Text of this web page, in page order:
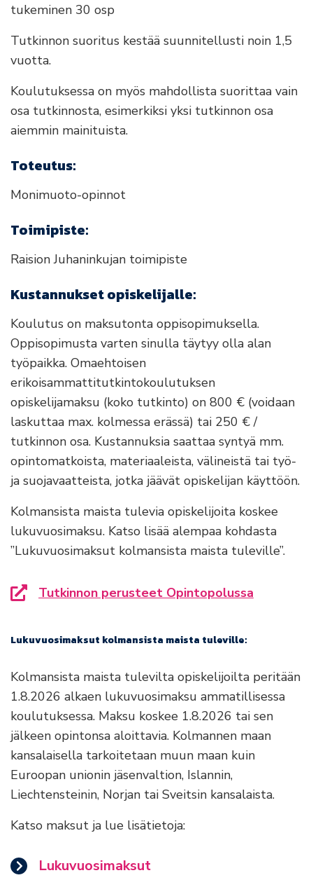
tukeminen 30 osp
Tutkinnon suoritus kestää suunnitellusti noin 1,5
vuotta.
Koulutuksessa on myös mahdollista suorittaa vain
osa tutkinnosta, esimerkiksi yksi tutkinnon osa
aiemmin mainituista.
Toteutus:
Monimuoto-opinnot
Toimipiste:
Raision Juhaninkujan toimipiste
Kustannukset opiskelijalle:
Koulutus on maksutonta oppisopimuksella.
Oppisopimusta varten sinulla täytyy olla alan
työpaikka. Omaehtoisen
erikoisammattitutkintokoulutuksen
opiskelijamaksu (koko tutkinto) on 800 € (voidaan
laskuttaa max. kolmessa erässä) tai 250 € /
tutkinnon osa. Kustannuksia saattaa syntyä mm.
opintomatkoista, materiaaleista, välineistä tai työ-
ja suojavaatteista, jotka jäävät opiskelijan käyttöön.
Kolmansista maista tulevia opiskelijoita koskee
lukuvuosimaksu. Katso lisää alempaa kohdasta
”Lukuvuosimaksut kolmansista maista tuleville”.
Tutkinnon perusteet Opintopolussa
Siirryt toiselle sivustolle
Lukuvuosimaksut kolmansista maista tuleville:
Kolmansista maista tulevilta opiskelijoilta peritään
1.8.2026 alkaen lukuvuosimaksu ammatillisessa
koulutuksessa. Maksu koskee 1.8.2026 tai sen
jälkeen opintonsa aloittavia. Kolmannen maan
kansalaisella tarkoitetaan muun maan kuin
Euroopan unionin jäsenvaltion, Islannin,
Liechtensteinin, Norjan tai Sveitsin kansalaista.
Katso maksut ja lue lisätietoja:
Lukuvuosimaksut